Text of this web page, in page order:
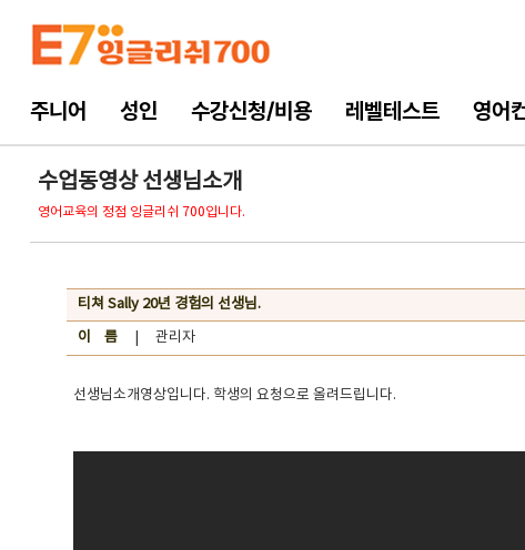
주니어 성인 수강신청/비용 레벨테스트 영어
수업동영상 선생님소개
영어교육의 정점 잉글리쉬 700입니다.
티쳐 Sally 20년 경험의 선생님.
이 름 | 관리자
선생님소개영상입니다. 학생의 요청으로 올려드립니다.